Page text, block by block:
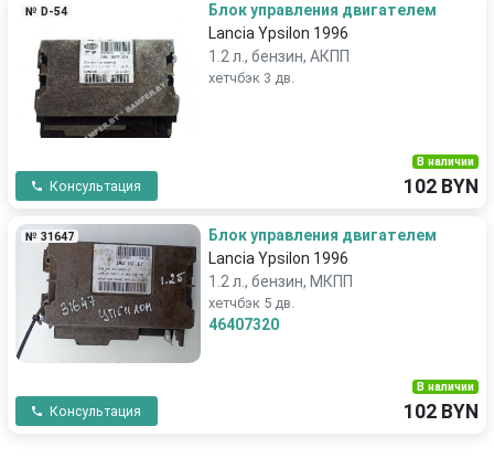
№ D-54
Блок управления двигателем
Lancia Ypsilon 1996
1.2 л., бензин, АКПП
хетчбэк 3 дв.
Консультация
В наличии
102 BYN
№ 31647
Блок управления двигателем
Lancia Ypsilon 1996
1.2 л., бензин, МКПП
хетчбэк 5 дв.
46407320
Консультация
В наличии
102 BYN